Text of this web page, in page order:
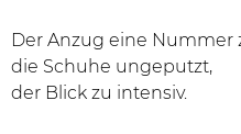
Der Anzug eine Nummer
die Schuhe ungeputzt,
der Blick zu intensiv.